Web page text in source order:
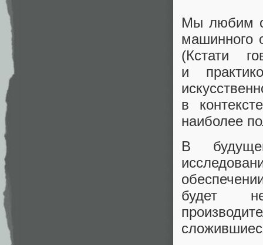
Мы любим
машинного
(Кстати
и
в
наиболее
В
будет